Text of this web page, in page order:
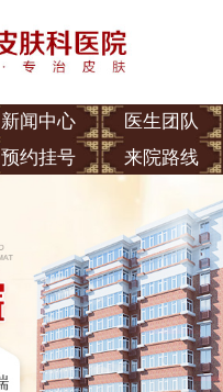
新闻中心
医生团队
预约挂号 来院路线